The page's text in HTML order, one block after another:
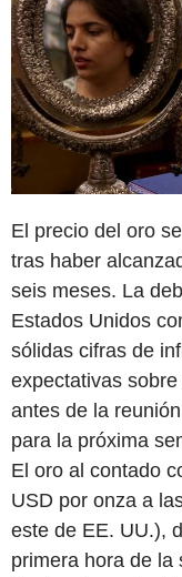
El precio del oro
tras haber
seis meses. La
Estados Unidos
sólidas cifras de
expectativas
antes de la
para la próxima
El oro al contado
USD por onza a
este de EE. UU.),
primera hora de la